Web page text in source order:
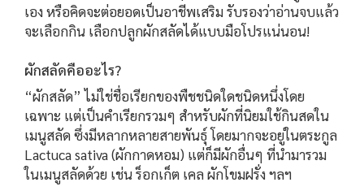
เอง หรือคิดจะต่อยอดเป็นอาชีพเสริม รับรองว่าอ่านจบแล้ว
จะเลือกกิน เลือกปลูกผักสลัดได้แบบมือโปรแน่นอน!
ผักสลัดคืออะไร?
“ผักสลัด” ไม่ใช่ชื่อเรียกของพืชชนิดใดชนิดหนึ่งโดย
เฉพาะ แต่เป็นคำเรียกรวมๆ สำหรับผักที่นิยมใช้กินสดใน
เมนูสลัด ซึ่งมีหลากหลายสายพันธุ์ โดยมากจะอยู่ในตระกูล
Lactuca sativa (ผักกาดหอม) แต่ก็มีผักอื่นๆ ที่นำมารวม
ในเมนูสลัดด้วย เช่น ร็อกเก็ต เคล ผักโขมฝรั่ง ฯลฯ